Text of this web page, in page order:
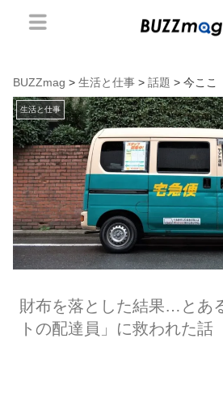
BUZZmag > 生活と仕事 > 話題 > 今ここ
生活と仕事
財布を落とした結果…とあ
トの配達員」に救われた話